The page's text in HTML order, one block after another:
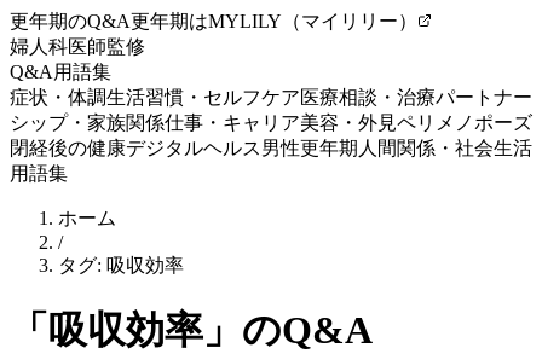
更年期のQ&A更年期はMYLILY（マイリリー）
婦人科医師監修
Q&A 用語集
症状・体調生活習慣・セルフケア医療相談・治療パートナー
シップ・家族関係仕事・キャリア美容・外見ペリメノポーズ
閉経後の健康デジタルヘルス男性更年期 人間関係・社会生活
用語集
ホーム
/
タグ: 吸収効率
「 吸収効率 」のQ&A